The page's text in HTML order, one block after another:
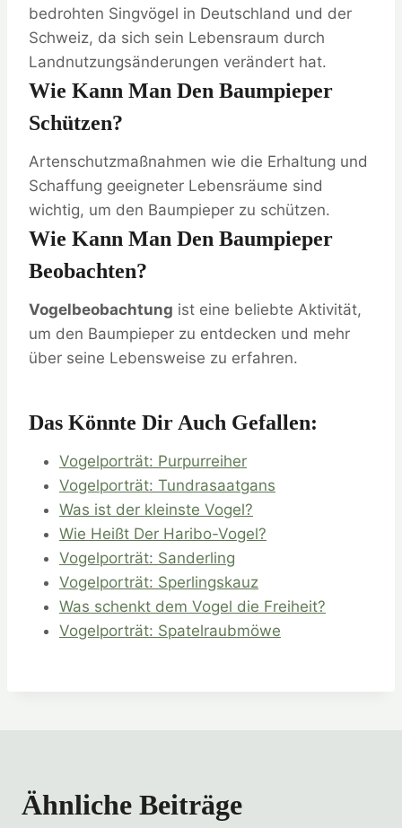
bedrohten Singvögel in Deutschland und der
Schweiz, da sich sein Lebensraum durch
Landnutzungsänderungen verändert hat.
Wie Kann Man Den Baumpieper
Schützen?
Artenschutzmaßnahmen wie die Erhaltung und
Schaffung geeigneter Lebensräume sind
wichtig, um den Baumpieper zu schützen.
Wie Kann Man Den Baumpieper
Beobachten?
Vogelbeobachtung ist eine beliebte Aktivität,
um den Baumpieper zu entdecken und mehr
über seine Lebensweise zu erfahren.
Das Könnte Dir Auch Gefallen:
Vogelporträt: Purpurreiher
Vogelporträt: Tundrasaatgans
Was ist der kleinste Vogel?
Wie Heißt Der Haribo-Vogel?
Vogelporträt: Sanderling
Vogelporträt: Sperlingskauz
Was schenkt dem Vogel die Freiheit?
Vogelporträt: Spatelraubmöwe
Ähnliche Beiträge